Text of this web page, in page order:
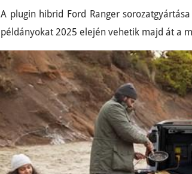
A plugin hibrid Ford Ranger
példányokat 2025 elején vehetik majd át a